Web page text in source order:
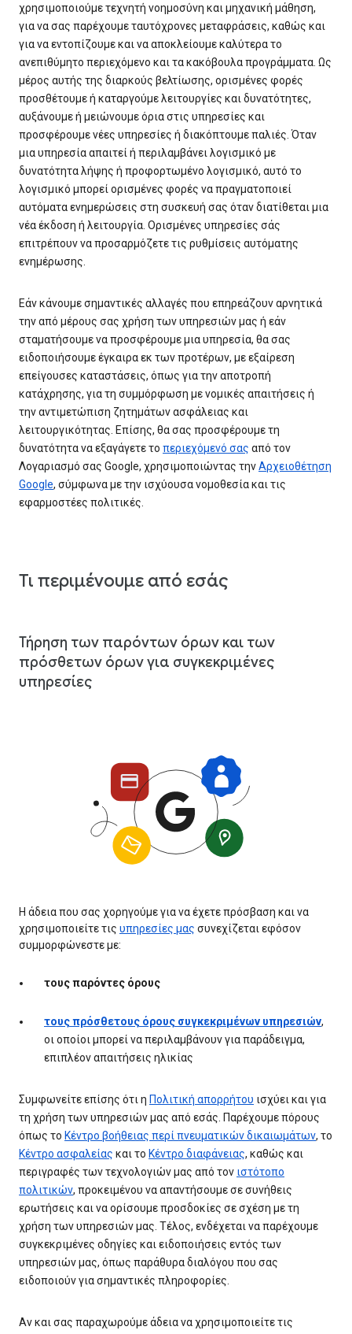
χρησιμοποιούμε τεχνητή νοημοσύνη και μηχανική μάθηση,
για να σας παρέχουμε ταυτόχρονες μεταφράσεις, καθώς και
για να εντοπίζουμε και να αποκλείουμε καλύτερα το
ανεπιθύμητο περιεχόμενο και τα κακόβουλα προγράμματα. Ως
μέρος αυτής της διαρκούς βελτίωσης, ορισμένες φορές
προσθέτουμε ή καταργούμε λειτουργίες και δυνατότητες,
αυξάνουμε ή μειώνουμε όρια στις υπηρεσίες και
προσφέρουμε νέες υπηρεσίες ή διακόπτουμε παλιές. Όταν
μια υπηρεσία απαιτεί ή περιλαμβάνει λογισμικό με
δυνατότητα λήψης ή προφορτωμένο λογισμικό, αυτό το
λογισμικό μπορεί ορισμένες φορές να πραγματοποιεί
αυτόματα ενημερώσεις στη συσκευή σας όταν διατίθεται μια
νέα έκδοση ή λειτουργία. Ορισμένες υπηρεσίες σάς
επιτρέπουν να προσαρμόζετε τις ρυθμίσεις αυτόματης
ενημέρωσης.
Εάν κάνουμε σημαντικές αλλαγές που επηρεάζουν αρνητικά
την από μέρους σας χρήση των υπηρεσιών μας ή εάν
σταματήσουμε να προσφέρουμε μια υπηρεσία, θα σας
ειδοποιήσουμε έγκαιρα εκ των προτέρων, με εξαίρεση
επείγουσες καταστάσεις, όπως για την αποτροπή
κατάχρησης, για τη συμμόρφωση με νομικές απαιτήσεις ή
την αντιμετώπιση ζητημάτων ασφάλειας και
λειτουργικότητας. Επίσης, θα σας προσφέρουμε τη
δυνατότητα να εξαγάγετε το περιεχόμενό σας από τον
Λογαριασμό σας Google, χρησιμοποιώντας τηνΑρχειοθέτηση
Google, σύμφωνα με την ισχύουσα νομοθεσία και τις
εφαρμοστέες πολιτικές.
Τι περιμένουμε από εσάς
Τήρηση των παρόντων όρων και των
πρόσθετων όρων για συγκεκριμένες
υπηρεσίες
Η άδεια που σας χορηγούμε για να έχετε πρόσβαση και να
χρησιμοποιείτε τις υπηρεσίες μας συνεχίζεται εφόσον
συμμορφώνεστε με:
τους παρόντες όρους
τους πρόσθετους όρους συγκεκριμένων υπηρεσιών,
οι οποίοι μπορεί να περιλαμβάνουν για παράδειγμα,
επιπλέον απαιτήσεις ηλικίας
Συμφωνείτε επίσης ότι η Πολιτική απορρήτου ισχύει και για
τη χρήση των υπηρεσιών μας από εσάς. Παρέχουμε πόρους
όπως το Κέντρο βοήθειας περί πνευματικών δικαιωμάτων, το
Κέντρο ασφαλείας και το Κέντρο διαφάνειας, καθώς και
περιγραφές των τεχνολογιών μας από τον ιστότοπο
πολιτικών, προκειμένου να απαντήσουμε σε συνήθεις
ερωτήσεις και να ορίσουμε προσδοκίες σε σχέση με τη
χρήση των υπηρεσιών μας. Τέλος, ενδέχεται να παρέχουμε
συγκεκριμένες οδηγίες και ειδοποιήσεις εντός των
υπηρεσιών μας, όπως παράθυρα διαλόγου που σας
ειδοποιούν για σημαντικές πληροφορίες.
Αν και σας παραχωρούμε άδεια να χρησιμοποιείτε τις